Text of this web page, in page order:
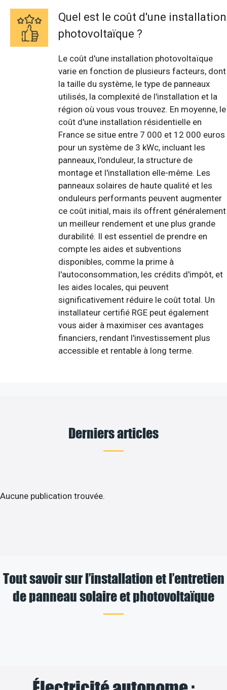
Quel est le coût d'une installation
photovoltaïque ?
Le coût d'une installation photovoltaïque
varie en fonction de plusieurs facteurs, dont
la taille du système, le type de panneaux
utilisés, la complexité de l'installation et la
région où vous vous trouvez. En moyenne, le
coût d'une installation résidentielle en
France se situe entre 7 000 et 12 000 euros
pour un système de 3 kWc, incluant les
panneaux, l'onduleur, la structure de
montage et l'installation elle-même. Les
panneaux solaires de haute qualité et les
onduleurs performants peuvent augmenter
ce coût initial, mais ils offrent généralement
un meilleur rendement et une plus grande
durabilité. Il est essentiel de prendre en
compte les aides et subventions
disponibles, comme la prime à
l'autoconsommation, les crédits d'impôt, et
les aides locales, qui peuvent
significativement réduire le coût total. Un
installateur certifié RGE peut également
vous aider à maximiser ces avantages
financiers, rendant l'investissement plus
accessible et rentable à long terme.
Derniers articles
Aucune publication trouvée.
Tout savoir sur l’installation et l’entretien
de panneau solaire et photovoltaïque